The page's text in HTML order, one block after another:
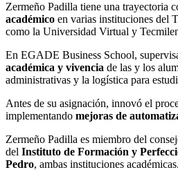
Zermeño Padilla tiene una trayectoria
académico en varias instituciones del
como la Universidad Virtual y
En EGADE Business School,
académica y vivencia de las y los
administrativas y la logística para
Antes de su asignación, innovó el
implementando mejoras de
Zermeño Padilla es miembro del
del Instituto de Formación y
Pedro, ambas instituciones académicas.